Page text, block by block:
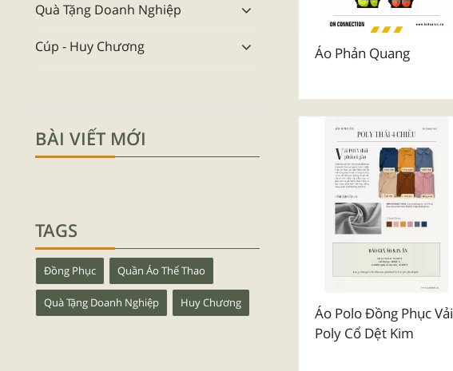
Áo Phản Quang
Áo Polo Đồng Phục Vải
Poly Cổ Dệt Kim
Quà Tặng Doanh Nghiệp
Cúp - Huy Chương
BÀI VIẾT MỚI
TAGS
Đồng Phục Quần Áo Thể Thao
Quà Tặng Doanh Nghiệp Huy Chương